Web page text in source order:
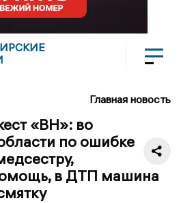
Главная новость
«ВН»: во
по ошибке
в ДТП машина